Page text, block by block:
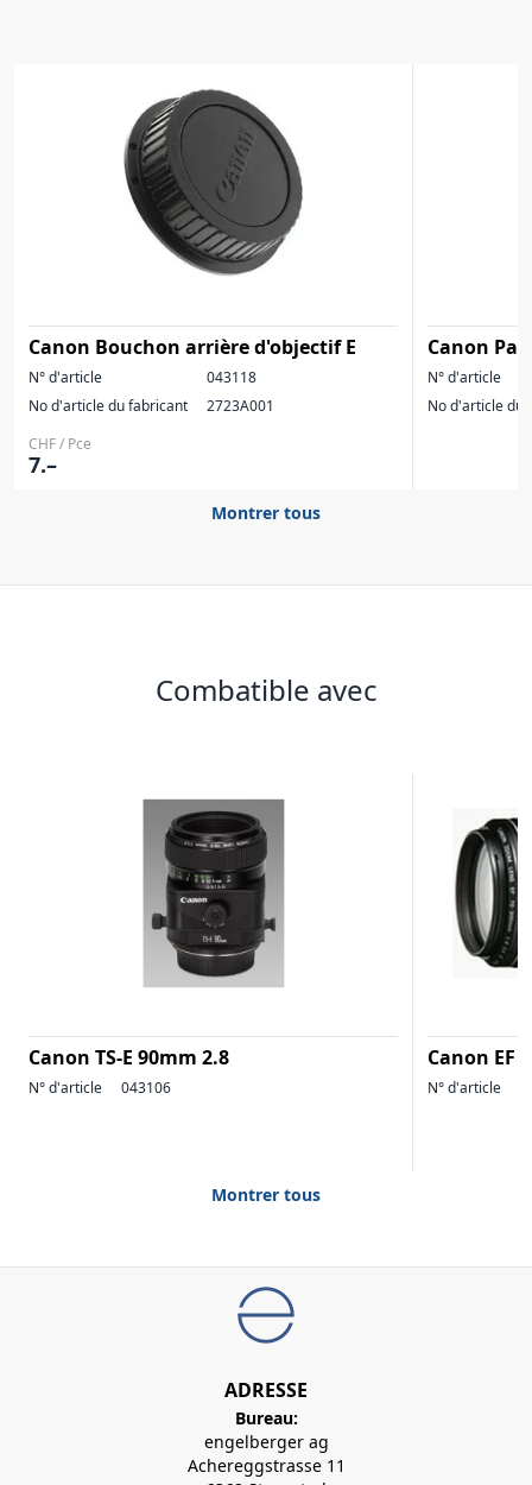
Canon Bouchon arrière d'objectif E
N° d'article
043118
No d'article du fabricant
2723A001
CHF / Pce
7.–
Canon
N° d'article
No d'article du
Montrer tous
Combatible avec
Canon TS-E 90mm 2.8
N° d'article 043106
Canon EF
N° d'article
Montrer tous
ADRESSE
Bureau:
engelberger ag
Achereggstrasse 11